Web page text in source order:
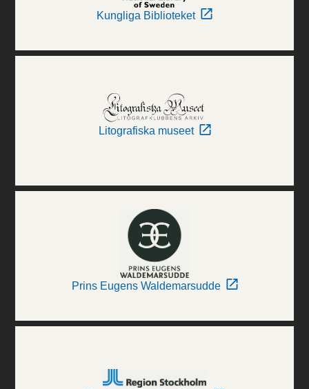
Kungliga Biblioteket
Litografiska museet
Prins Eugens Waldemarsudde